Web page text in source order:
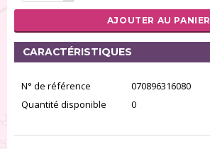
AJOUTER AU PANIER
CARACTÉRISTIQUES
N° de référence
070896316080
Quantité disponible
0